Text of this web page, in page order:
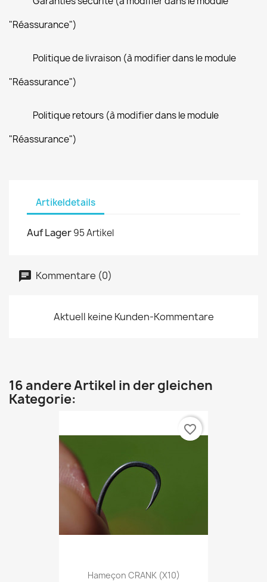
"Réassurance")
Politique de livraison (à modifier dans le module
"Réassurance")
Politique retours (à modifier dans le module
"Réassurance")
Artikeldetails
Auf Lager95 Artikel
Kommentare (0)
Aktuell keine Kunden-Kommentare
16 andere Artikel in der gleichen
Kategorie:
Hameçon CRANK (X10)
favorite_border